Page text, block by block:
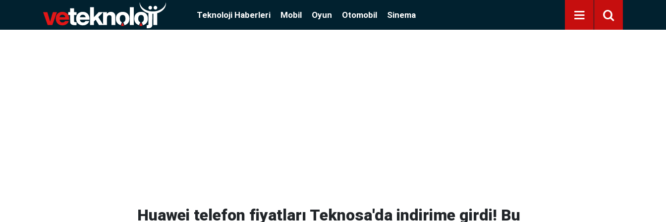
Teknoloji Haberleri Mobil Oyun Otomobil Sinema
Huawei telefon fiyatları Teknosa'da indirime girdi! Bu